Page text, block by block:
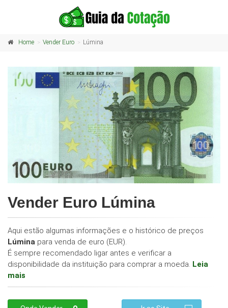
Home Vender Euro Lúmina
Vender Euro Lúmina
Aqui estão algumas informações e o histórico de preços
Lúmina para venda de euro (EUR).
É sempre recomendado ligar antes e verificar a
disponibilidade da instituição para comprar a moeda. Leia
mais